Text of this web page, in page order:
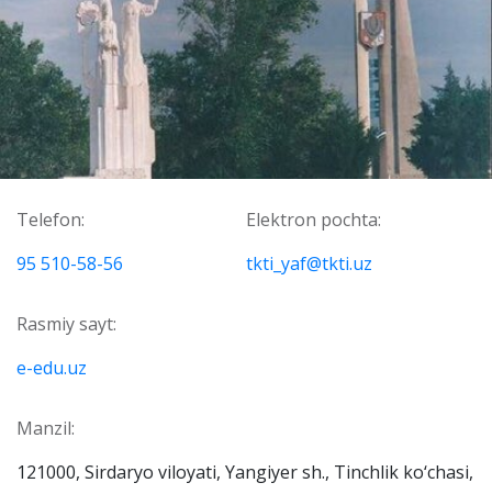
Telefon:
95 510-58-56
Elektron pochta:
tkti_yaf@tkti.uz
Rasmiy sayt:
e-edu.uz
Manzil:
121000, Sirdaryo viloyati, Yangiyer sh., Tinchlik ko‘chasi,